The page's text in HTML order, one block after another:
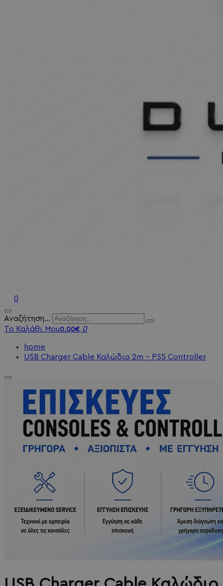
0
Αναζήτηση...
Το Καλάθι Μου0,00€ 0
home
USB Charger Cable Καλώδιο 2m - PS5 Controller